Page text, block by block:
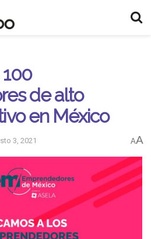
de alto
en México
3, 2021 AA